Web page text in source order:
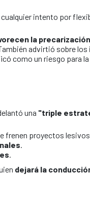
cualquier intento por
la precarización
advirtió sobre
como un riesgo para
una "triple
frenen proyectos
.
.
dejará la